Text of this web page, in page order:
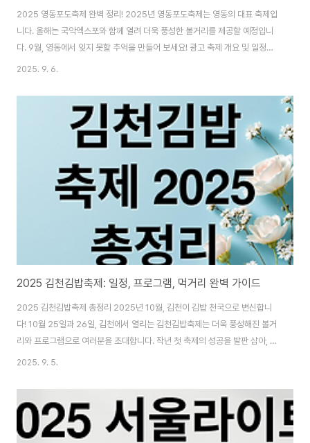
2025 영동포도축제 완벽 정리! 2025년 영동포도축제는 영동의 대표 축제입
니다. 올해는 국악엑스포와 함께 열려 더욱 풍성한 볼거리를 제공할 예정입니
다. 9월, 영동에서 잊지 못할 추억을 만들어 보세요! 광고 축제 개요 및 일정
2025 영동포도축제는 9월 18일부터 21일까지 4일간 열립니다. 장소는 영동
043-745-8924로 문의하세요. 영동군청 홈페이지 바로가기과일나라테마
공원 변신축제 기간 동안 테마공원은 포도를 주제로 다채롭게 꾸며집니다. 포
도 시식, 수확, 밟기 체험 등 오감을 만족시키는 경험을 할 수 있습니다. 체험존,
판매존, 공연존, 먹거리존 등 구역이 나뉘어 편리하게 즐길 수 있습니다.편리한
시설 완비피크닉존..
2025. 9. 6.
2025 김천김밥축제: 일정, 프로그램, 먹거리 완벽 가이드
2025 김천김밥축제 총정리 2025년 10월, 김천이 김밥 천국으로 변신합니
다! 10월 25일과 26일, 김천에서 열리는 김천김밥축제는 더욱 풍성해진 볼거
리와 프로그램으로 여러분을 초대합니다. 작년 첫 축제의 성공을 발판 삼아, 올
해는 더욱 업그레이드된 축제를 선보일 예정입니다. 맛있는 김밥과 함께 문화,
왜 특별할까? 김천김밥축제는 단순한 먹거리 축제가 아닙니다. 김밥을 매개로
문화, 놀이, 예술이 어우러진 특별한 축제입니다. 작년 첫 회에 10만 명 이상의
방문객을 유치하며 전국적인 관심을 받았어요. 올해는 역대 최대 규모로 진행
되며, 3개의 테마존과 50여 개의 프로그램이 운영될 예정입니다.꼬달이 생일
2025. 9. 5.